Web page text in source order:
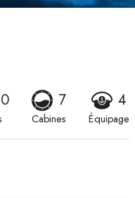
7
Cabines
4
Équipage